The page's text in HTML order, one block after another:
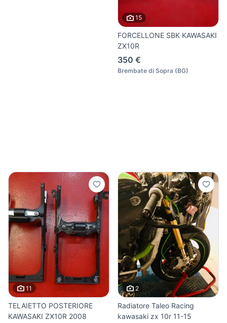
15
FORCELLONE SBK KAWASAKI
ZX10R
350 €
Brembate di Sopra (BG)
11
TELAIETTO POSTERIORE
KAWASAKI ZX10R 2008
2
Radiatore Taleo Racing
kawasaki zx 10r 11-15